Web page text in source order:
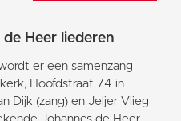
de Heer liederen
er een samenzang
Hoofdstraat 74 in
Dijk (zang) en Jeljer Vlieg